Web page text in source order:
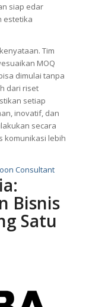
siap edar
estetika
Tim
MOQ
dimulai tanpa
dari riset
setiap
inovatif, dan
secara
komunikasi lebih
Consultant
:
Bisnis
Satu